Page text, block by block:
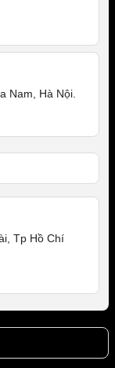
Nam, Hà Nội.
Tp Hồ Chí